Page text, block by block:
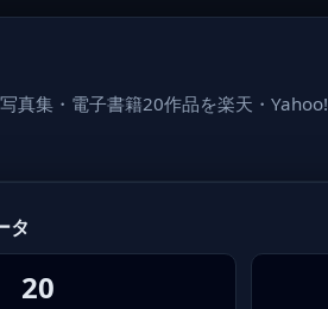
真集・電子書籍20作品を楽天・
タ
20